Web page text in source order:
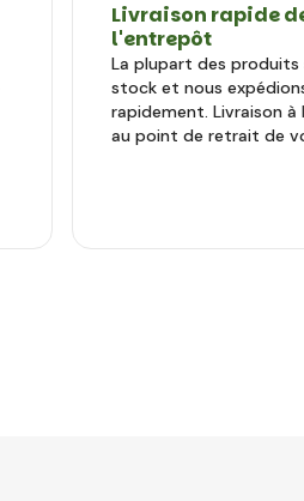
Livraison rapide
l'entrepôt
La plupart des
stock et nous
rapidement. Livraison à
au point de retrait de